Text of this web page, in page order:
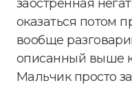
заостренная
оказаться потом
вообще
описанный выше
Мальчик просто